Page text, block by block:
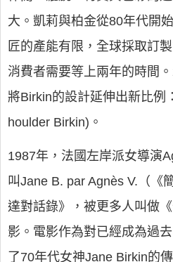
大。凱莉與柏金從80年代開
匠的產能有限，全球採取訂
消費者需要等上兩年的時間
將Birkin的設計延伸出新比例
houlder Birkin)。
1987年，法國左岸派女導演
叫Jane B. par Agnès V.（《
達對話錄》，被更多人叫做
影。電影作為對已經成為過
了70年代女神Jane Birkin的